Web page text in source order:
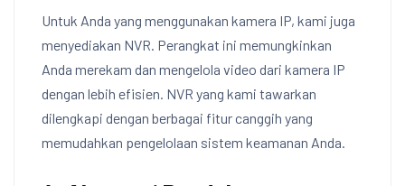
Untuk Anda yang menggunakan kamera IP, kami juga
menyediakan NVR. Perangkat ini memungkinkan
Anda merekam dan mengelola video dari kamera IP
dengan lebih efisien. NVR yang kami tawarkan
dilengkapi dengan berbagai fitur canggih yang
memudahkan pengelolaan sistem keamanan Anda.